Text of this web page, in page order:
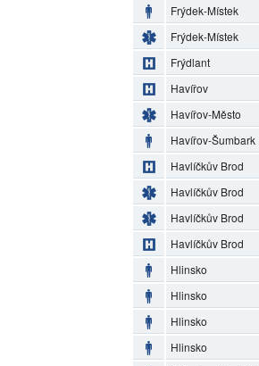
Frýdek-Místek
Frýdek-Místek
Frýdlant
Havířov
Havířov-Město
Havířov-Šumbark
Havlíčkův Brod
Havlíčkův Brod
Havlíčkův Brod
Havlíčkův Brod
Hlinsko
Hlinsko
Hlinsko
Hlinsko